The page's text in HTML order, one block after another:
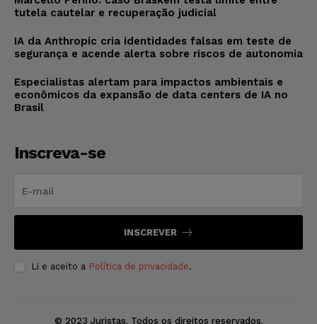
tutela cautelar e recuperação judicial
IA da Anthropic cria identidades falsas em teste de
segurança e acende alerta sobre riscos de autonomia
Especialistas alertam para impactos ambientais e
econômicos da expansão de data centers de IA no
Brasil
Inscreva-se
INSCREVER
Li e aceito a Política de privacidade.
© 2023 Juristas. Todos os direitos reservados.